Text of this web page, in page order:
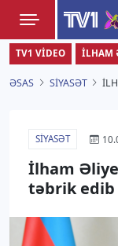
TV1 VIDEO İLHAM
ƏSAS SIYASƏT
SIYASƏT
İlham
təbrik edib